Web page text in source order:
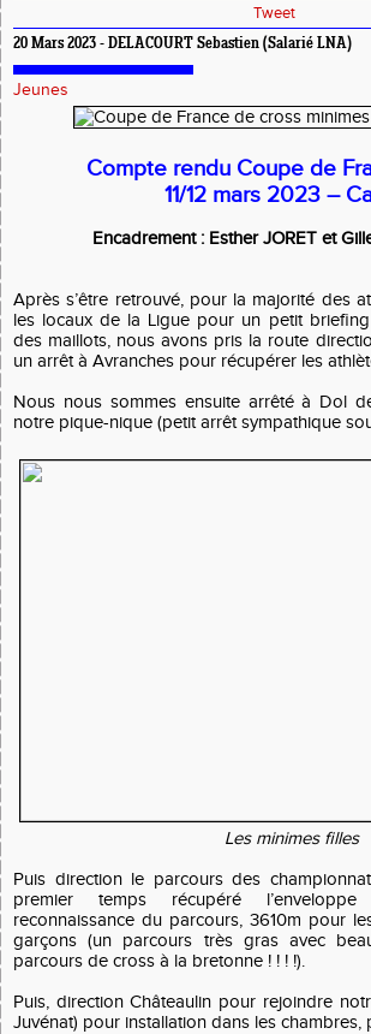
Tweet
20 Mars 2023 - DELACOURT Sebastien (Salarié LNA)
Jeunes
Compte rendu Coupe de
11/12 mars 2023 –
Encadrement : Esther JORET et
Après s’être retrouvé, pour la majorité des
les locaux de la Ligue pour un petit
des maillots, nous avons pris la route
un arrêt à Avranches pour récupérer les
Nous nous sommes ensuite arrêté à Dol
notre pique-nique (petit arrêt sympathique
Les minimes filles
Puis direction le parcours des
premier temps récupéré
reconnaissance du parcours, 3610m pour
garçons (un parcours très gras avec
parcours de cross à la bretonne ! ! ! !).
Puis, direction Châteaulin pour rejoindre
Juvénat) pour installation dans les chambres,